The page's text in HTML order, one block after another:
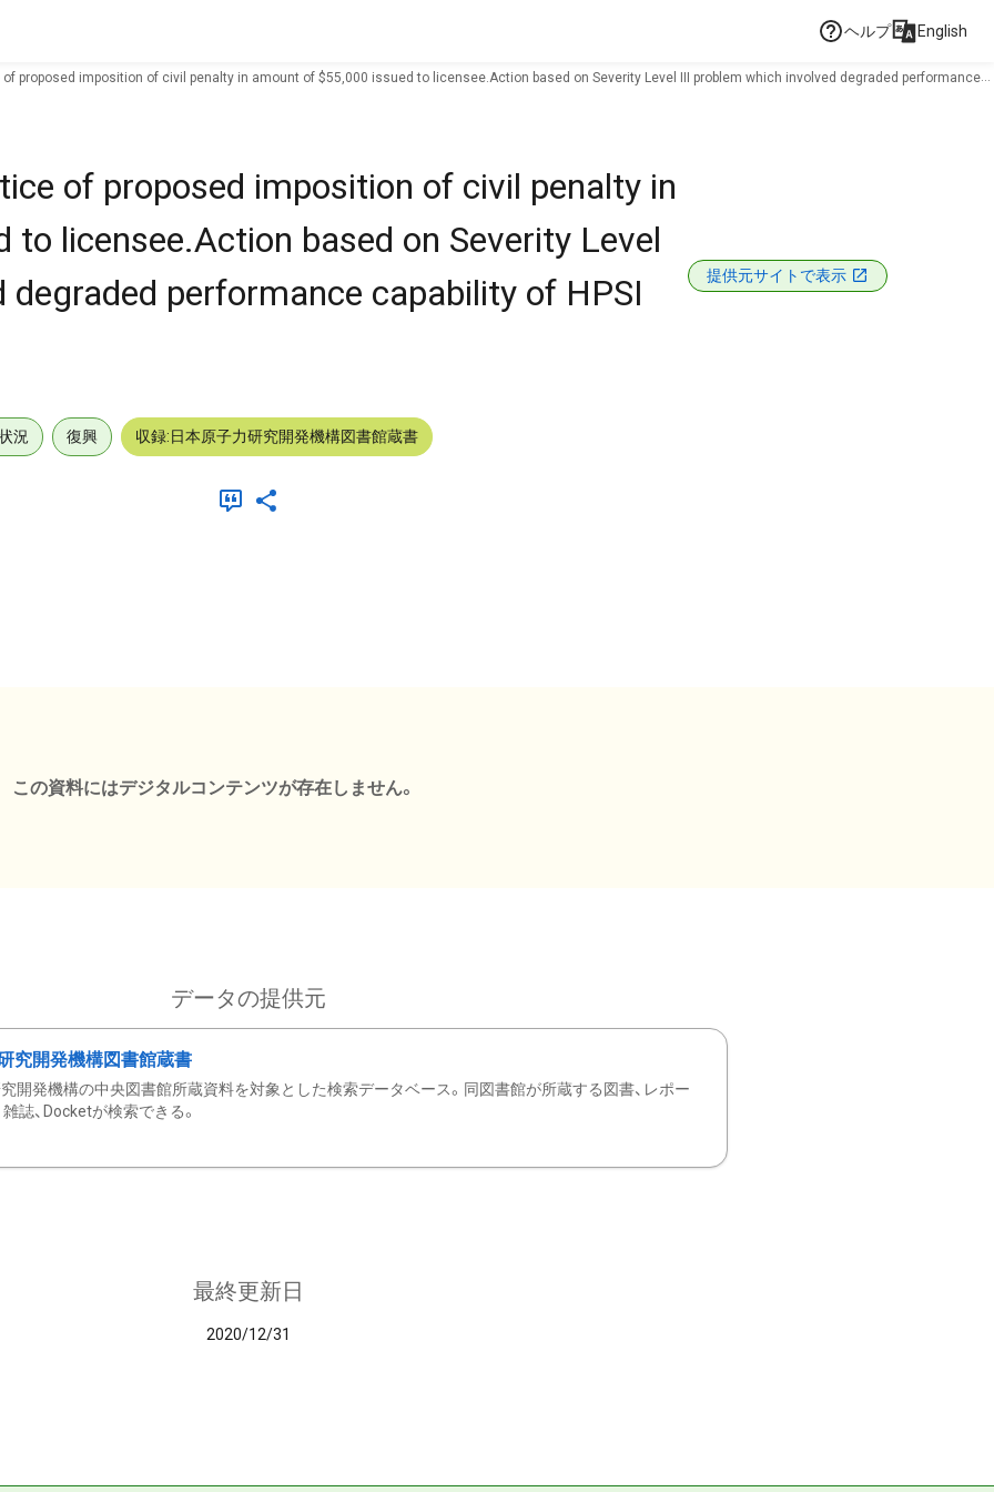
ヘルプ English
of proposed imposition of civil penalty in amount of $55,000 issued to licensee.Action based on Severity Level III problem which involved degraded performance
of proposed imposition of civil penalty in
licensee.Action based on Severity Level
performance capability of HPSI
提供元サイトで表示
況 復興 収録:日本原子力研究開発機構図書館蔵書
この資料にはデジタルコンテンツが存在しません。
データの提供元
究開発機構図書館蔵書
開発機構の中央図書館所蔵資料を対象とした検索データベース。同図書館が所蔵する図書、レポー
雑誌、Docketが検索できる。
最終更新日
2020/12/31